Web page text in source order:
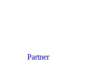
Partner